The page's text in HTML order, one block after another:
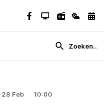
28 Feb 10:00